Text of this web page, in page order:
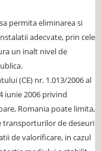
permita eliminarea si
adecvate, prin cele
un inalt nivel de
(CE) nr. 1.013/2006 al
iunie 2006 privind
Romania poate limita,
transporturilor de deseuri
de valorificare, in cazul